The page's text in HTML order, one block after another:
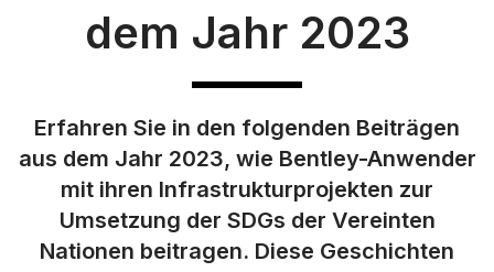
dem Jahr 2023
Erfahren Sie in den folgenden Beiträgen
aus dem Jahr 2023, wie Bentley-Anwender
mit ihren Infrastrukturprojekten zur
Umsetzung der SDGs der Vereinten
Nationen beitragen. Diese Geschichten